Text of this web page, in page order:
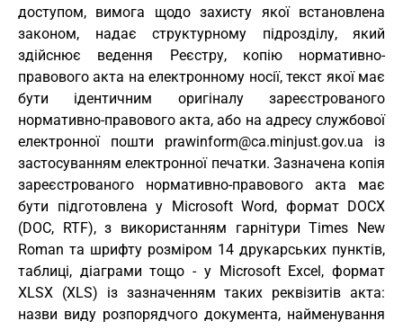
доступом, вимога щодо захисту якої встановлена
законом, надає структурному підрозділу, який
здійснює ведення Реєстру, копію нормативно-
правового акта на електронному носії, текст якої має
бути ідентичним оригіналу зареєстрованого
нормативно-правового акта, або на адресу службової
електронної пошти prawinform@ca.minjust.gov.ua із
застосуванням електронної печатки. Зазначена копія
зареєстрованого нормативно-правового акта має
бути підготовлена у Microsoft Word, формат DOCX
(DOC, RTF), з використанням гарнітури Times New
Roman та шрифту розміром 14 друкарських пунктів,
таблиці, діаграми тощо - у Microsoft Excel, формат
XLSX (XLS) із зазначенням таких реквізитів акта:
назви виду розпорядчого документа, найменування